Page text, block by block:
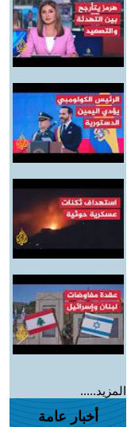
المزيد.....
أخبار عامة